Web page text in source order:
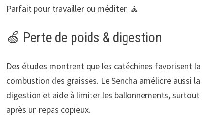
Parfait pour travailler ou méditer. 🧘
🍏 Perte de poids & digestion
Des études montrent que les catéchines favorisent la
combustion des graisses. Le Sencha améliore aussi la
digestion et aide à limiter les ballonnements, surtout
après un repas copieux.